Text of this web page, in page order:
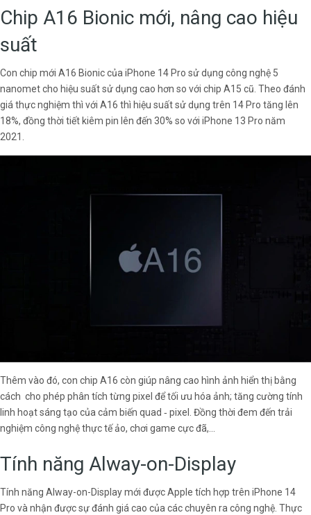
Chip A16 Bionic mới, nâng cao hiệu
suất
Con chip mới A16 Bionic của iPhone 14 Pro sử dụng công nghệ 5
nanomet cho hiệu suất sử dụng cao hơn so với chip A15 cũ. Theo đánh
giá thực nghiệm thì với A16 thì hiệu suất sử dụng trên 14 Pro tăng lên
18%, đồng thời tiết kiêm pin lên đến 30% so với iPhone 13 Pro năm
2021.
Thêm vào đó, con chip A16 còn giúp nâng cao hình ảnh hiển thị bằng
cách cho phép phân tích từng pixel để tối ưu hóa ảnh; tăng cường tính
linh hoạt sáng tạo của cảm biến quad ‑ pixel. Đồng thời đem đến trải
nghiệm công nghệ thực tế ảo, chơi game cực đã,...
Tính năng Alway-on-Display
Tính năng Alway-on-Display mới được Apple tích hợp trên iPhone 14
Pro và nhận được sự đánh giá cao của các chuyên ra công nghệ. Thực